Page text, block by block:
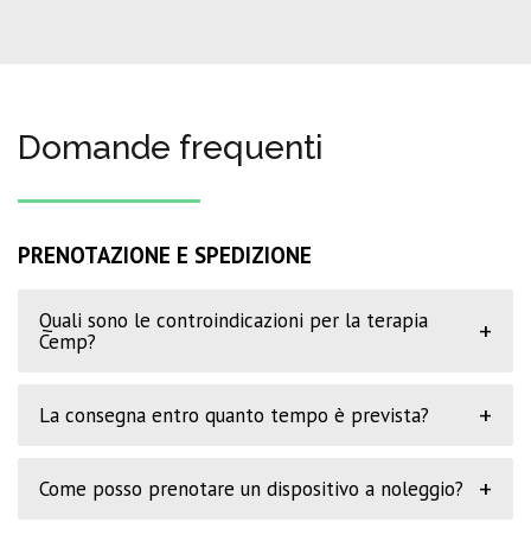
Domande frequenti
PRENOTAZIONE E SPEDIZIONE
Quali sono le controindicazioni per la terapia
Cemp?
+
La consegna entro quanto tempo è prevista? +
Come posso prenotare un dispositivo a noleggio? +